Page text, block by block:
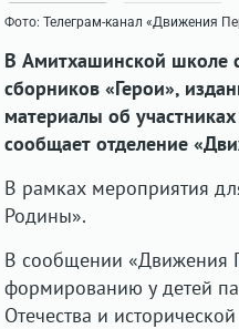
Фото: Телеграм-канал «Движения
В Амитхашинской школе
сборников «Герои»,
материалы об
сообщает отделение
В рамках мероприятия
Родины».
В сообщении «Движения
формированию у детей
Отечества и